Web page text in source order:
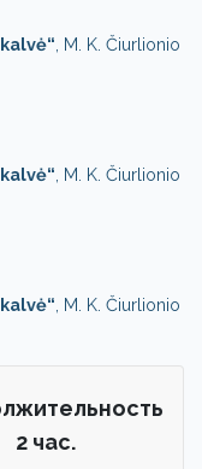
, M. K. Čiurlionio
, M. K. Čiurlionio
, M. K. Čiurlionio
2 чac.